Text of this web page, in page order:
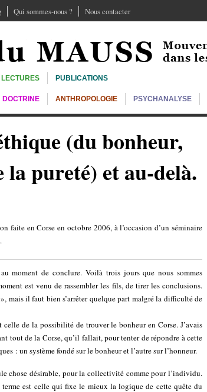
Qui sommes-nous ? Nous contacter
LECTURES PUBLICATIONS
DOCTRINE ANTHROPOLOGIE PSYCHANALYSE
(du bonheur,
la pureté) et au-delà.
faite en Corse en octobre 2006, à l’occasion d’un séminaire
moment de conclure. Voilà trois jours que nous sommes
est venu de rassembler les fils, de tirer les conclusions.
mais il faut bien s’arrêter quelque part malgré la difficulté de
de la possibilité de trouver le bonheur en Corse. J’avais
tout de la Corse, qu’il fallait, pour tenter de répondre à cette
: un système fondé sur le bonheur et l’autre sur l’honneur.
chose désirable, pour la collectivité comme pour l’individu.
est celle qui fixe le mieux la logique de cette quête du